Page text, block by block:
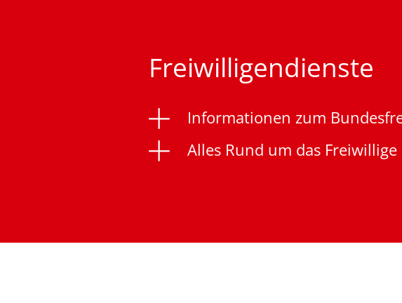
Freiwilligendienste
Informationen zum
Alles Rund um das Freiwillige